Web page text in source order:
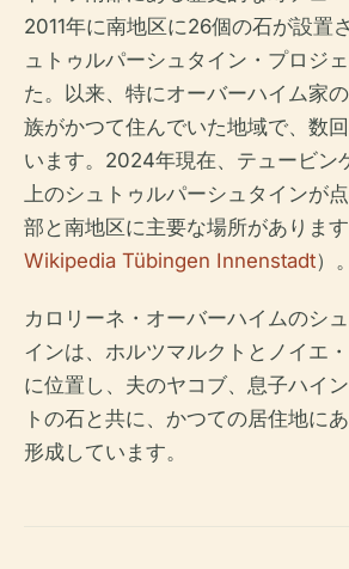
2011年に南地区に26個の石が設置
ュトゥルパーシュタイン・プロジ
た。以来、特にオーバーハイム家
族がかつて住んでいた地域で、数
います。2024年現在、テュービン
上のシュトゥルパーシュタインが
部と南地区に主要な場所がありま
Wikipedia Tübingen Innenstadt）。
カロリーネ・オーバーハイムのシ
インは、ホルツマルクトとノイエ
に位置し、夫のヤコブ、息子ハイ
トの石と共に、かつての居住地に
形成しています。